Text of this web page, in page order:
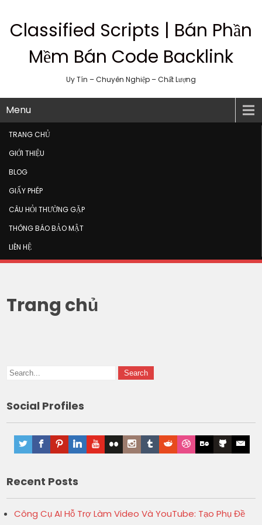
Classified Scripts | Bán Phần
Mềm Bán Code Backlink
Uy Tín – Chuyên Nghiệp – Chất Lượng
Menu
TRANG CHỦ
GIỚI THIỆU
BLOG
GIẤY PHÉP
CÂU HỎI THƯỜNG GẶP
THÔNG BÁO BẢO MẬT
LIÊN HỆ
Trang chủ
Social Profiles
Recent Posts
Công Cụ AI Hỗ Trợ Làm Video Và YouTube: Tạo Phụ Đề